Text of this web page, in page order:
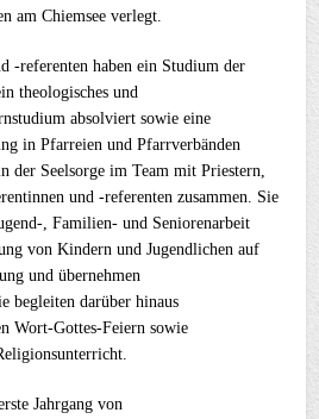
am Chiemsee verlegt.
-referenten haben ein Studium der
theologisches und
absolviert sowie eine
in Pfarreien und Pfarrverbänden
der Seelsorge im Team mit Priestern,
und -referenten zusammen. Sie
, Familien- und Seniorenarbeit
von Kindern und Jugendlichen auf
und übernehmen
begleiten darüber hinaus
Wort-Gottes-Feiern sowie
Jahrgang von